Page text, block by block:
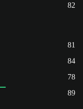
82
81
84
78
89